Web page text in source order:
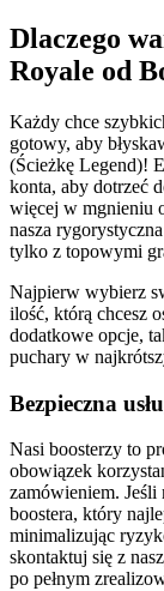
Dlaczego
Royale od
Każdy chce
gotowy, aby
(Ścieżkę Legend)!
konta, aby dotrzeć
więcej w mgnieniu
nasza
tylko z topowymi
Najpierw wybierz
ilość, którą chcesz
dodatkowe opcje,
puchary w
Bezpieczna
Nasi boosterzy to
obowiązek
zamówieniem. Jeśli
boostera, który
minimalizując
skontaktuj się z
po pełnym